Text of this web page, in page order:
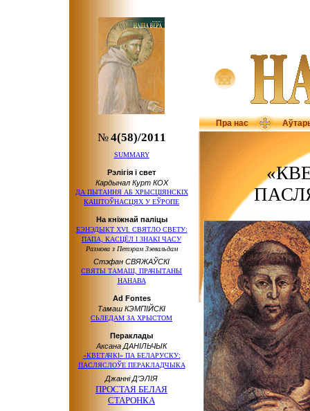
Пра нас
№4(58)/2011
SUMMARY
Рэлігія і свет
Кардынал Курт КОХ
ДА ПЫТАННЯ АБ ХРЫСЦІЯНСКІХ
КАШТОЎНАСЦЯХ У ЕЎРОПЕ
На кніжнай паліцы
БЭНЭДЫКТ XVI. СВЯТЛО СВЕТУ:
ПАПА, КАСЦЁЛ І ЗНАКІ ЧАСУ
Размова з Петэрам Зэевальдам
Стэфан СВЯЖАЎСКІ
СВЯТЫ ТАМАШ, ПРАЧЫТАНЫ
НАНАВА
Ad Fontes
Тамаш КЭМПІЙСКІ
СЬЛЕДАМ ЗА ХРЫСТОМ
Пераклады
Аксана ДАНІЛЬЧЫК
«КВЕТАЧКІ» ПА БЕЛАРУСКУ:
ПАСЛЯСЛОЎЕ ПЕРАКЛАДЧЫКА
Джанні Д’ЭЛІЯ
ПРОСТАЯ БЕЛАЯ
СТАРОНКА